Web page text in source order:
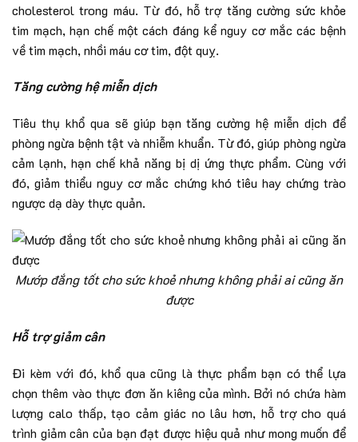
cholesterol trong máu. Từ đó, hỗ trợ tăng cường sức khỏe
tim mạch, hạn chế một cách đáng kể nguy cơ mắc các bệnh
về tim mạch, nhồi máu cơ tim, đột quỵ.
Tăng cường hệ miễn dịch
Tiêu thụ khổ qua sẽ giúp bạn tăng cường hệ miễn dịch để
phòng ngừa bệnh tật và nhiễm khuẩn. Từ đó, giúp phòng ngừa
cảm lạnh, hạn chế khả năng bị dị ứng thực phẩm. Cùng với
đó, giảm thiểu nguy cơ mắc chứng khó tiêu hay chứng trào
ngược dạ dày thực quản.
Mướp đắng tốt cho sức khoẻ nhưng không phải ai cũng ăn
được
Hỗ trợ giảm cân
Đi kèm với đó, khổ qua cũng là thực phẩm bạn có thể lựa
chọn thêm vào thực đơn ăn kiêng của mình. Bởi nó chứa hàm
lượng calo thấp, tạo cảm giác no lâu hơn, hỗ trợ cho quá
trình giảm cân của bạn đạt được hiệu quả như mong muốn để